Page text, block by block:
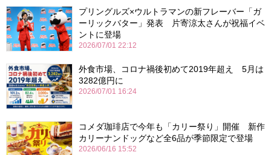
プリングルズ×ウルトラマンの新フレーバー「ガ
ーリックバター」発表 片寄涼太さんが祝福イベ
ントに登場
2026/07/01 22:12
外食市場、コロナ禍後初めて2019年超え 5月は
3282億円に
2026/07/01 16:24
コメダ珈琲店で今年も「カリー祭り」開催 新作
カリーナンドッグなど全6品が季節限定で登場
2026/06/16 15:52